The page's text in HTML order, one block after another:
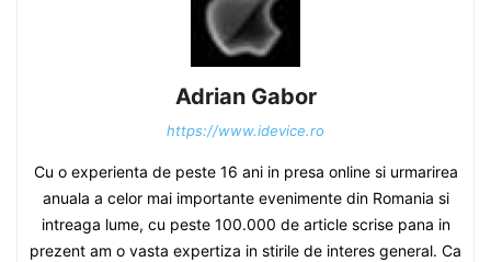
Adrian Gabor
https://www.idevice.ro
Cu o experienta de peste 16 ani in presa online si urmarirea
anuala a celor mai importante evenimente din Romania si
intreaga lume, cu peste 100.000 de article scrise pana in
prezent am o vasta expertiza in stirile de interes general. Ca